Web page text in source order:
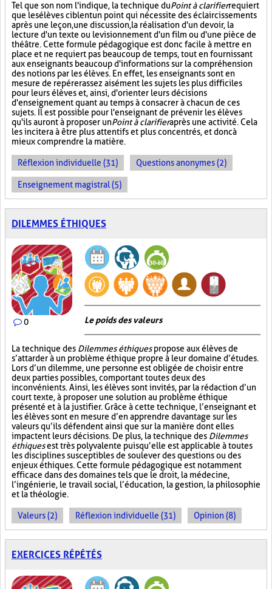
Tel que son nom l'indique, la technique duPoint à clarifierrequiert
que les élèves ciblent un point qui nécessite des éclaircissements
après une leçon, une discussion, la réalisation d'un devoir, la
lecture d'un texte ou le visionnement d'un film ou d'une pièce de
théâtre. Cette formule pédagogique est donc facile à mettre en
place et ne requiert pas beaucoup de temps, tout en fournissant
aux enseignants beaucoup d'informations sur la compréhension
des notions par les élèves. En effet, les enseignants sont en
mesure de repérer assez aisément les sujets les plus difficiles
pour leurs élèves et, ainsi, d'orienter leurs décisions
d'enseignement quant au temps à consacrer à chacun de ces
sujets. Il est possible pour l'enseignant de prévenir les élèves
qu'ils auront à proposer unPoint à clarifieraprès une activité. Cela
les incitera à être plus attentifs et plus concentrés, et donc à
mieux comprendre la matière.
Réflexion individuelle (31) Questions anonymes (2)
Enseignement magistral (5)
DILEMMES ÉTHIQUES
0 Le poids des valeurs
La technique des Dilemmes éthiquespropose aux élèves de
s’attarder à un problème éthique propre à leur domaine d’études.
Lors d’un dilemme, une personne est obligée de choisir entre
deux parties possibles, comportant toutes deux des
inconvénients. Ainsi, les élèves sont invités, par la rédaction d’un
court texte, à proposer une solution au problème éthique
présenté et à la justifier. Grâce à cette technique, l’enseignant et
les élèves sont en mesure d’en apprendre davantage sur les
valeurs qu’ils défendent ainsi que sur la manière dont elles
impactent leurs décisions. De plus, la technique des Dilemmes
éthiquesest très polyvalente puisqu’elle est applicable à toutes
les disciplines susceptibles de soulever des questions ou des
enjeux éthiques. Cette formule pédagogique est notamment
efficace dans des domaines tels que le droit, la médecine,
l’ingénierie, le travail social, l’éducation, la gestion, la philosophie
et la théologie.
Valeurs (2) Réflexion individuelle (31) Opinion (8)
EXERCICES RÉPÉTÉS